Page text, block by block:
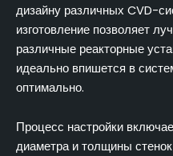
дизайну различных CVD-
изготовление позволяет
различные реакторные
идеально впишется в
оптимально.
Процесс настройки
диаметра и толщины